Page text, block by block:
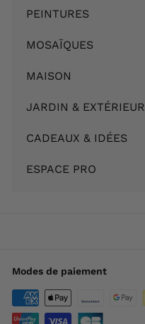
le
PEINTURES
Ouvrir
le
MOSAÏQUES
Ouvrir
le
MAISON
Ouvrir
le
JARDIN & EXTÉRIEUR
Ouvrir
le
CADEAUX & IDÉES
Ouvrir
le
ESPACE PRO
Modes de paiement